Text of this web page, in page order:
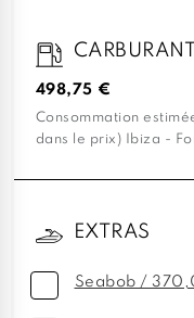
CARBURANT
498,75 €
Consommation
dans le prix) Ibiza -
EXTRAS
Seabob /